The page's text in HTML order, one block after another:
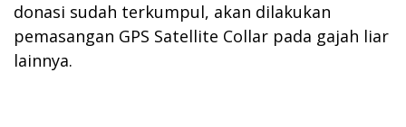
donasi sudah terkumpul, akan dilakukan
pemasangan GPS Satellite Collar pada gajah liar
lainnya.